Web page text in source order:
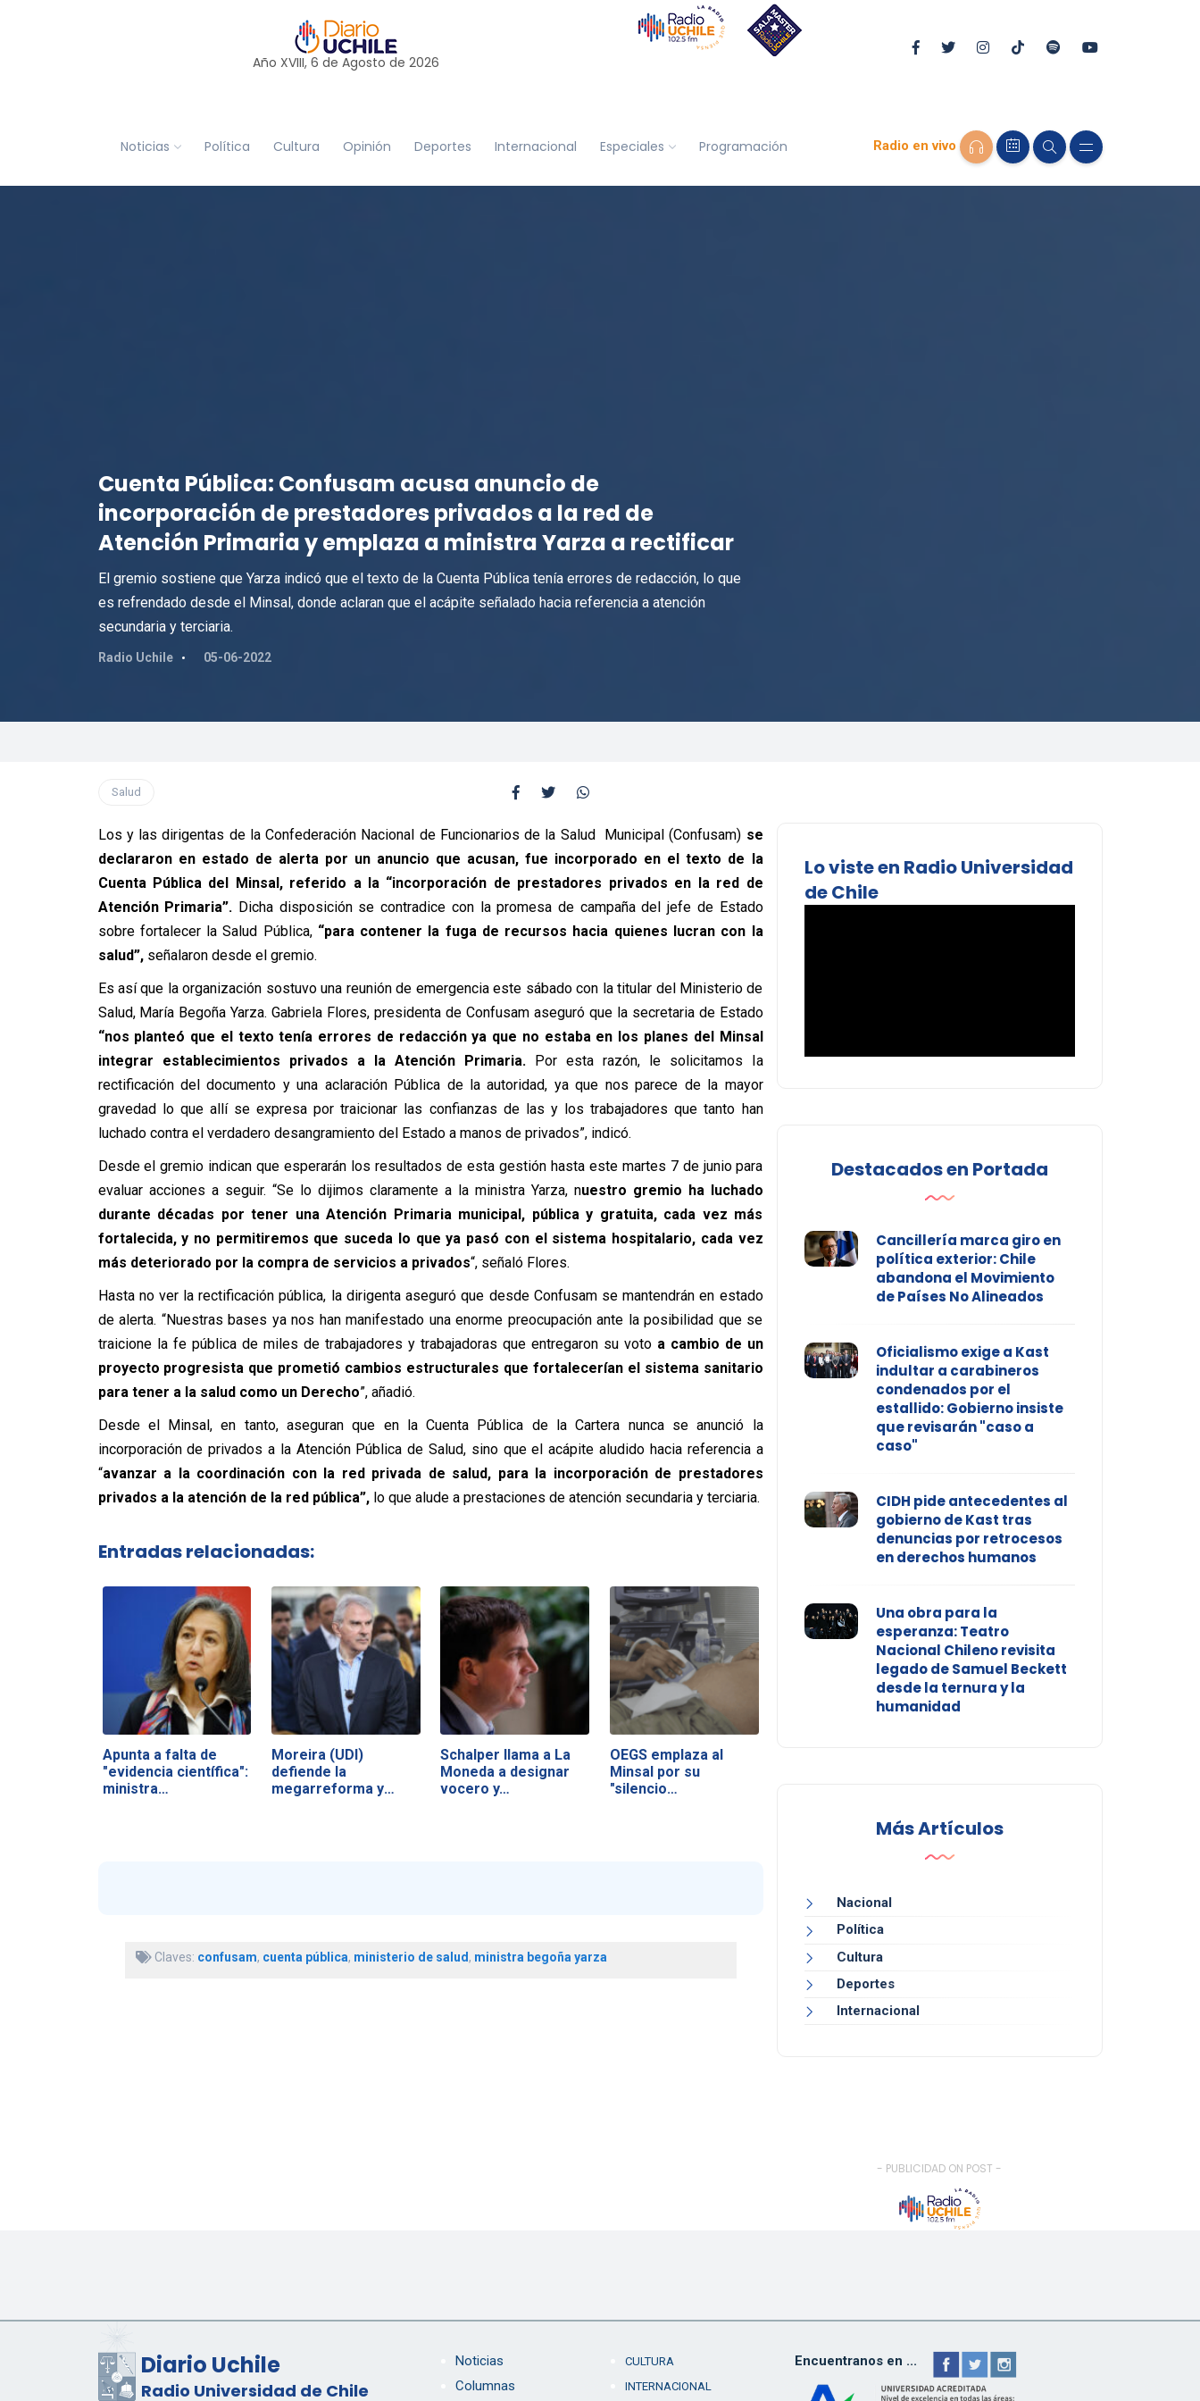
Año XVIII, 6 de Agosto de 2026
Noticias Política Cultura Opinión Deportes Internacional Especiales Programación Radio en vivo
Cuenta Pública: Confusam acusa anuncio de
incorporación de prestadores privados a la red de
Atención Primaria y emplaza a ministra Yarza a rectificar
El gremio sostiene que Yarza indicó que el texto de la Cuenta Pública tenía errores de redacción, lo que
es refrendado desde el Minsal, donde aclaran que el acápite señalado hacia referencia a atención
secundaria y terciaria.
Radio Uchile 05-06-2022
Salud
Los y las dirigentas de la Confederación Nacional de Funcionarios de la Salud Municipal (Confusam) se
declararon en estado de alerta por un anuncio que acusan, fue incorporado en el texto de la
Cuenta Pública del Minsal, referido a la “incorporación de prestadores privados en la red de
Atención Primaria”. Dicha disposición se contradice con la promesa de campaña del jefe de Estado
sobre fortalecer la Salud Pública, “para contener la fuga de recursos hacia quienes lucran con la
salud”, señalaron desde el gremio.
Es así que la organización sostuvo una reunión de emergencia este sábado con la titular del Ministerio de
Salud, María Begoña Yarza. Gabriela Flores, presidenta de Confusam aseguró que la secretaria de Estado
“nos planteó que el texto tenía errores de redacción ya que no estaba en los planes del Minsal
integrar establecimientos privados a la Atención Primaria. Por esta razón, le solicitamos la
rectificación del documento y una aclaración Pública de la autoridad, ya que nos parece de la mayor
gravedad lo que allí se expresa por traicionar las confianzas de las y los trabajadores que tanto han
luchado contra el verdadero desangramiento del Estado a manos de privados”, indicó.
Desde el gremio indican que esperarán los resultados de esta gestión hasta este martes 7 de junio para
evaluar acciones a seguir. “Se lo dijimos claramente a la ministra Yarza, nuestro gremio ha luchado
durante décadas por tener una Atención Primaria municipal, pública y gratuita, cada vez más
fortalecida, y no permitiremos que suceda lo que ya pasó con el sistema hospitalario, cada vez
más deteriorado por la compra de servicios a privados“, señaló Flores.
Hasta no ver la rectificación pública, la dirigenta aseguró que desde Confusam se mantendrán en estado
de alerta. “Nuestras bases ya nos han manifestado una enorme preocupación ante la posibilidad que se
traicione la fe pública de miles de trabajadores y trabajadoras que entregaron su votoa cambio de un
proyecto progresista que prometió cambios estructurales que fortalecerían el sistema sanitario
para tener a la salud como un Derecho”, añadió.
Desde el Minsal, en tanto, aseguran que en la Cuenta Pública de la Cartera nunca se anunció la
incorporación de privados a la Atención Pública de Salud, sino que el acápite aludido hacia referencia a
“avanzar a la coordinación con la red privada de salud, para la incorporación de prestadores
privados a la atención de la red pública”,lo que alude a prestaciones de atención secundaria y terciaria.
Entradas relacionadas:
Apunta a falta de
"evidencia científica":
ministra…
Moreira (UDI)
defiende la
megarreforma y
Schalper llama a La
Moneda a designar
vocero y…
OEGS emplaza al
Minsal por su
"silencio
Claves: confusam, cuenta pública, ministerio de salud, ministra begoña yarza
Lo viste en Radio Universidad
de Chile
Destacados en Portada
Cancillería marca giro en
política exterior: Chile
abandona el Movimiento
de Países No Alineados
Oficialismo exige a Kast
indultar a carabineros
condenados por el
estallido: Gobierno insiste
que revisarán "caso a
caso"
CIDH pide antecedentes al
gobierno de Kast tras
denuncias por retrocesos
en derechos humanos
Una obra para la
esperanza: Teatro
Nacional Chileno revisita
legado de Samuel Beckett
desde la ternura y la
humanidad
Más Artículos
Nacional
Política
Cultura
Deportes
Internacional
- PUBLICIDAD ON POST -
Diario Uchile
Radio Universidad de Chile
Noticias
Columnas
CULTURA
INTERNACIONAL
Encuentranos en ...